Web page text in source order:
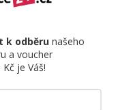
k odběrunašeho
a voucher
je Váš!